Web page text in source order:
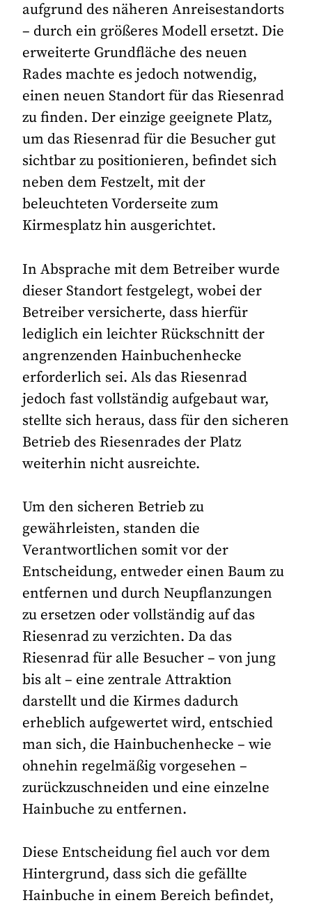
aufgrund des näheren Anreisestandorts
– durch ein größeres Modell ersetzt. Die
erweiterte Grundfläche des neuen
Rades machte es jedoch notwendig,
einen neuen Standort für das Riesenrad
zu finden. Der einzige geeignete Platz,
um das Riesenrad für die Besucher gut
sichtbar zu positionieren, befindet sich
neben dem Festzelt, mit der
beleuchteten Vorderseite zum
Kirmesplatz hin ausgerichtet.
In Absprache mit dem Betreiber wurde
dieser Standort festgelegt, wobei der
Betreiber versicherte, dass hierfür
lediglich ein leichter Rückschnitt der
angrenzenden Hainbuchenhecke
erforderlich sei. Als das Riesenrad
jedoch fast vollständig aufgebaut war,
stellte sich heraus, dass für den sicheren
Betrieb des Riesenrades der Platz
weiterhin nicht ausreichte.
Um den sicheren Betrieb zu
gewährleisten, standen die
Verantwortlichen somit vor der
Entscheidung, entweder einen Baum zu
entfernen und durch Neupflanzungen
zu ersetzen oder vollständig auf das
Riesenrad zu verzichten. Da das
Riesenrad für alle Besucher – von jung
bis alt – eine zentrale Attraktion
darstellt und die Kirmes dadurch
erheblich aufgewertet wird, entschied
man sich, die Hainbuchenhecke – wie
ohnehin regelmäßig vorgesehen –
zurückzuschneiden und eine einzelne
Hainbuche zu entfernen.
Diese Entscheidung fiel auch vor dem
Hintergrund, dass sich die gefällte
Hainbuche in einem Bereich befindet,